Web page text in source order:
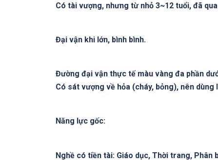
Có tài vượng, nhưng từ nhỏ 3~12 tuổi, đã
Đại vận khi lớn, bình bình.
Đường đại vận thực tế màu vàng đa phần
Có sát vượng về hỏa (cháy, bỏng), nên dùng
Năng lực gốc:
Nghề có tiền tài: Giáo dục, Thời trang, Phân